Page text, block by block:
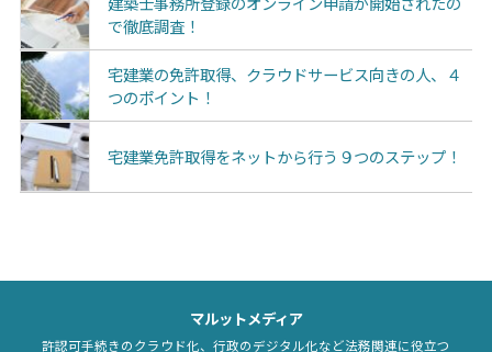
で徹底調査！
宅建業の免許取得、クラウドサービス向きの人、４
つのポイント！
宅建業免許取得をネットから行う９つのステップ！
マルットメディア
許認可手続きのクラウド化、行政のデジタル化など法務関連に役立つ